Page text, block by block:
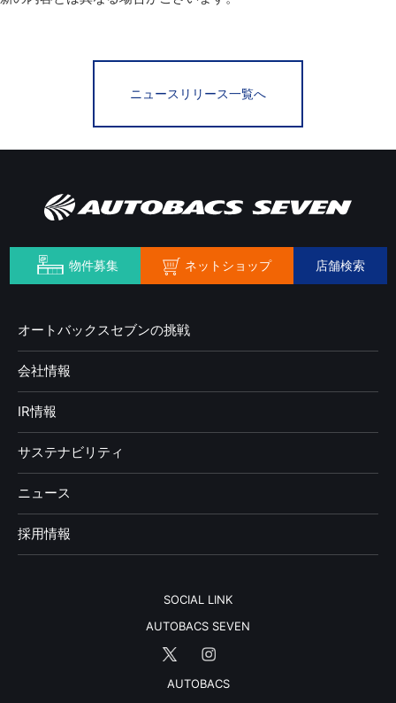
ニュースリリース一覧へ
物件募集 ネットショップ 店舗検索
オートバックスセブンの挑戦
会社情報
IR情報
サステナビリティ
ニュース
採用情報
SOCIAL LINK
AUTOBACS SEVEN
AUTOBACS